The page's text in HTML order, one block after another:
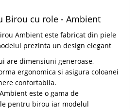
Birou cu role - Ambient
Ambient este fabricat din piele
prezinta un design elegant
are dimensiuni generoase,
ergonomica si asigura coloanei
confortabila.
este o gama de
pentru birou iar modelul